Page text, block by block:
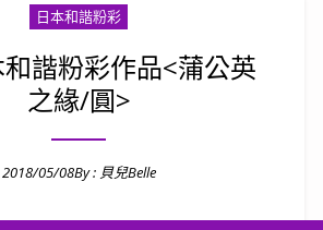
日本和諧粉彩
諧粉彩作品<蒲公英
之緣/圓>
2018/05/08By : 貝兒Belle